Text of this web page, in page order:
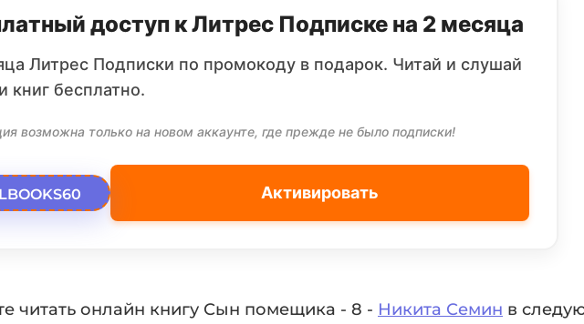
доступ к Литрес Подписке на 2 месяца
Литрес Подписки по промокоду в подарок. Читай и слушай
книг бесплатно.
возможна только на новом аккаунте, где прежде не было подписки!
Активировать
читать онлайн книгу Сын помещика - 8 - Никита Семин в